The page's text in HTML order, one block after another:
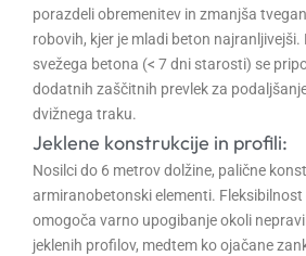
porazdeli obremenitev in zmanjša
robovih, kjer je mladi beton najranljivejši.
svežega betona (< 7 dni starosti) se
dodatnih zaščitnih prevlek za
dvižnega traku.
Jeklene konstrukcije in profili:
Nosilci do 6 metrov dolžine, palične
armiranobetonski elementi.
omogoča varno upogibanje okoli
jeklenih profilov, medtem ko ojačane